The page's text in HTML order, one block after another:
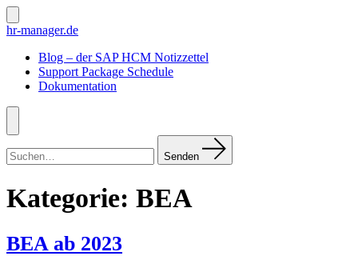
Zum
Inhalt
Suche
ein-/ausblenden
hr-manager.de
Blog – der SAP HCM Notizzettel
Support Package Schedule
Dokumentation
Menü
nach:
Senden
Kategorie: BEA
BEA ab 2023